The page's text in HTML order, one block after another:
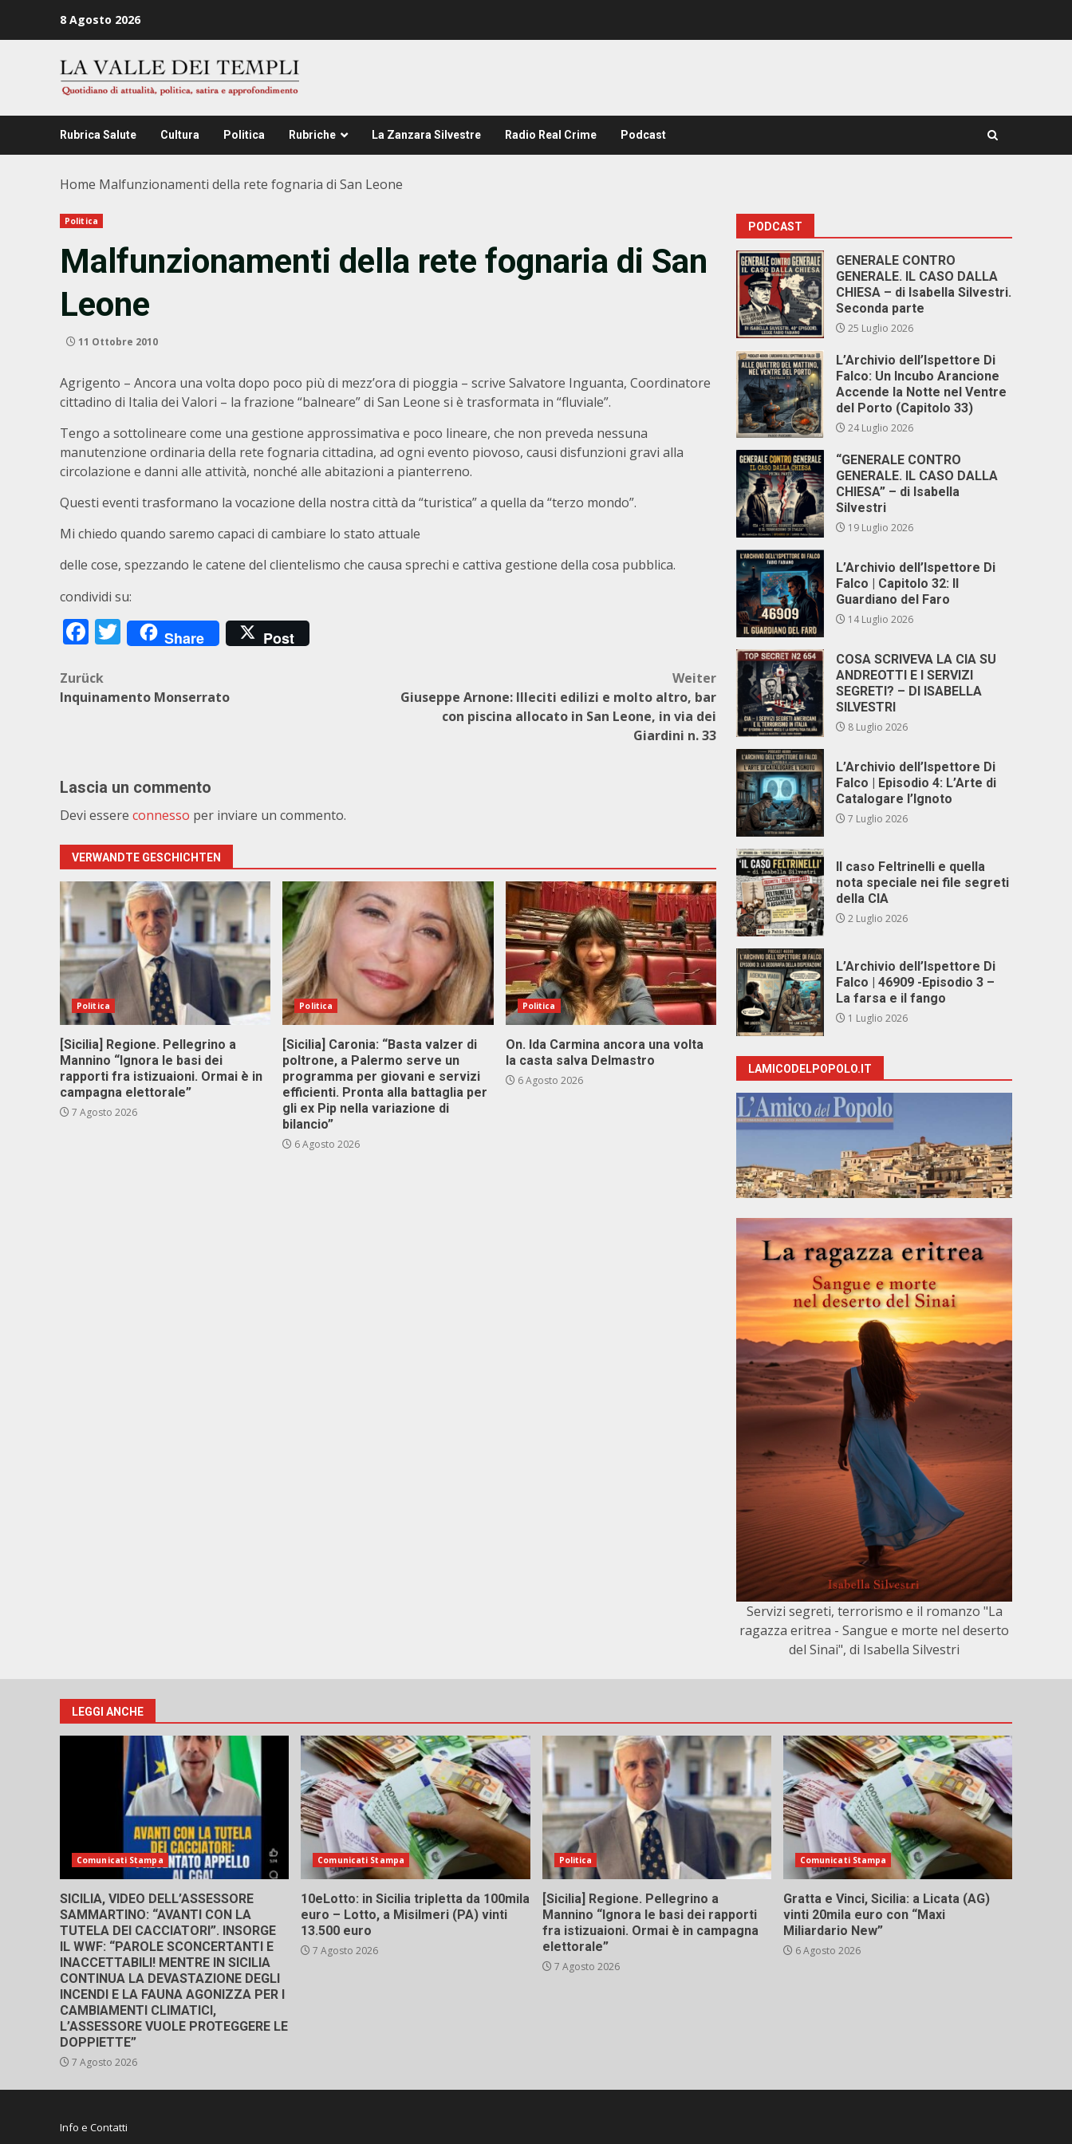
8 Agosto 2026
Rubrica Salute Cultura Politica Rubriche La Zanzara Silvestre Radio Real Crime Podcast
Home Malfunzionamenti della rete fognaria di San Leone
Politica
Malfunzionamenti della rete fognaria di San
Leone
11 Ottobre 2010
Agrigento – Ancora una volta dopo poco più di mezz’ora di pioggia – scrive Salvatore Inguanta, Coordinatore
cittadino di Italia dei Valori – la frazione “balneare” di San Leone si è trasformata in “fluviale”.
Tengo a sottolineare come una gestione approssimativa e poco lineare, che non preveda nessuna
manutenzione ordinaria della rete fognaria cittadina, ad ogni evento piovoso, causi disfunzioni gravi alla
circolazione e danni alle attività, nonché alle abitazioni a pianterreno.
Questi eventi trasformano la vocazione della nostra città da “turistica” a quella da “terzo mondo”.
Mi chiedo quando saremo capaci di cambiare lo stato attuale
delle cose, spezzando le catene del clientelismo che causa sprechi e cattiva gestione della cosa pubblica.
condividi su:
Facebook
Twitter
Share Post
Beitragsnavigation
Zurück
Inquinamento Monserrato
Weiter
Giuseppe Arnone: Illeciti edilizi e molto altro, bar
con piscina allocato in San Leone, in via dei
Giardini n. 33
Lascia un commento
Devi essere connesso per inviare un commento.
VERWANDTE GESCHICHTEN
Politica
[Sicilia] Regione. Pellegrino a
Mannino “Ignora le basi dei
rapporti fra istizuaioni. Ormai è in
campagna elettorale”
7 Agosto 2026
Politica
[Sicilia] Caronia: “Basta valzer di
poltrone, a Palermo serve un
programma per giovani e servizi
efficienti. Pronta alla battaglia per
gli ex Pip nella variazione di
bilancio”
6 Agosto 2026
Politica
On. Ida Carmina ancora una volta
la casta salva Delmastro
6 Agosto 2026
PODCAST
GENERALE CONTRO
GENERALE. IL CASO DALLA
CHIESA – di Isabella Silvestri.
Seconda parte
25 Luglio 2026
L’Archivio dell’Ispettore Di
Falco: Un Incubo Arancione
Accende la Notte nel Ventre
del Porto (Capitolo 33)
24 Luglio 2026
“GENERALE CONTRO
GENERALE. IL CASO DALLA
CHIESA” – di Isabella
Silvestri
19 Luglio 2026
L’Archivio dell’Ispettore Di
Falco | Capitolo 32: Il
Guardiano del Faro
14 Luglio 2026
COSA SCRIVEVA LA CIA SU
ANDREOTTI E I SERVIZI
SEGRETI? – DI ISABELLA
SILVESTRI
8 Luglio 2026
L’Archivio dell’Ispettore Di
Falco | Episodio 4: L’Arte di
Catalogare l’Ignoto
7 Luglio 2026
Il caso Feltrinelli e quella
nota speciale nei file segreti
della CIA
2 Luglio 2026
L’Archivio dell’Ispettore Di
Falco | 46909 -Episodio 3 –
La farsa e il fango
1 Luglio 2026
LAMICODELPOPOLO.IT
Servizi segreti, terrorismo e il romanzo "La
ragazza eritrea - Sangue e morte nel deserto
del Sinai", di Isabella Silvestri
LEGGI ANCHE
Comunicati Stampa
SICILIA, VIDEO DELL’ASSESSORE
SAMMARTINO: “AVANTI CON LA
TUTELA DEI CACCIATORI”. INSORGE
IL WWF: “PAROLE SCONCERTANTI E
INACCETTABILI! MENTRE IN SICILIA
CONTINUA LA DEVASTAZIONE DEGLI
INCENDI E LA FAUNA AGONIZZA PER I
CAMBIAMENTI CLIMATICI,
L’ASSESSORE VUOLE PROTEGGERE LE
DOPPIETTE”
7 Agosto 2026
Comunicati Stampa
10eLotto: in Sicilia tripletta da 100mila
euro – Lotto, a Misilmeri (PA) vinti
13.500 euro
7 Agosto 2026
Politica
[Sicilia] Regione. Pellegrino a
Mannino “Ignora le basi dei rapporti
fra istizuaioni. Ormai è in campagna
elettorale”
7 Agosto 2026
Comunicati Stampa
Gratta e Vinci, Sicilia: a Licata (AG)
vinti 20mila euro con “Maxi
Miliardario New”
6 Agosto 2026
Info e Contatti